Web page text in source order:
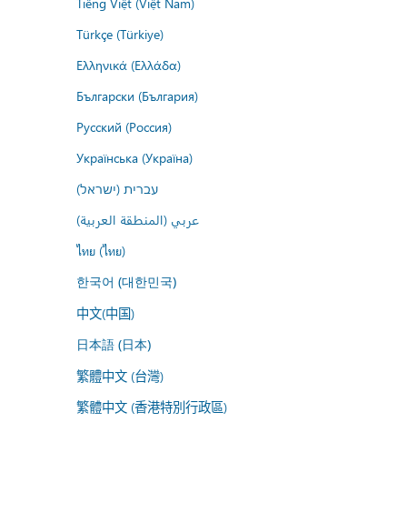
Türkçe (Türkiye)
Ελληνικά (Ελλάδα)
Български (България)
Русский (Россия)
Українська (Україна)
עברית (ישראל)
عربي (المنطقة العربية)
ไทย (ไทย)
한국어 (대한민국)
中文(中国)
日本語 (日本)
繁體中文 (台灣)
繁體中文 (香港特別行政區)